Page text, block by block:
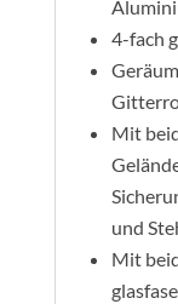
4-fach
Mit
und
Mit